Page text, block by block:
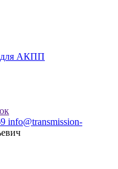
для АКПП
info@transmission-